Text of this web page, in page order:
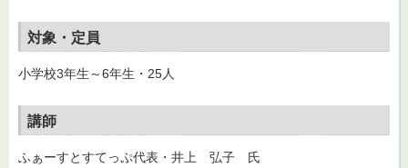
対象・定員
小学校3年生～6年生・25人
講師
ふぁーすとすてっぷ代表・井上 弘子 氏